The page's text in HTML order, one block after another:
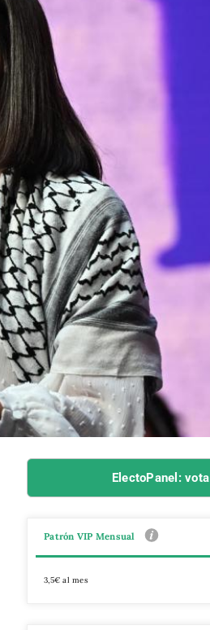
ElectoPanel: vota
Patrón VIP Mensual
3,5€ al mes